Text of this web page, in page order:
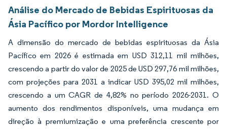
Análise do Mercado de Bebidas Espirituosas da
Ásia Pacífico por Mordor Intelligence
A dimensão do mercado de bebidas espirituosas da Ásia
Pacífico em 2026 é estimada em USD 312,11 mil milhões,
crescendo a partir do valor de 2025 de USD 297,76 mil milhões,
com projeções para 2031 a indicar USD 395,02 mil milhões,
crescendo a um CAGR de 4,82% no período 2026-2031. O
aumento dos rendimentos disponíveis, uma mudança em
direção à premiumização e uma preferência crescente por